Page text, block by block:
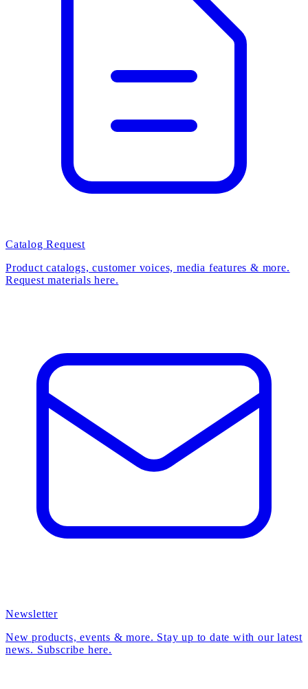
Catalog Request
Product catalogs, customer voices, media features & more.
Request materials here.
Newsletter
New products, events & more. Stay up to date with our latest
news. Subscribe here.